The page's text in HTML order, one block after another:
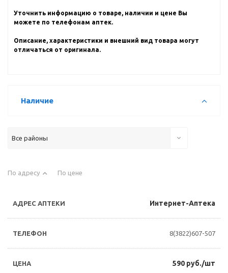
Уточнить информацию о товаре, наличии и цене Вы
можете по телефонам аптек.
Описание, характеристики и внешний вид товара могут
отличаться от оригинала.
Наличие
Все районы
По адресу По цене
Интернет-Аптека
8(3822)607-507
590 руб./шт